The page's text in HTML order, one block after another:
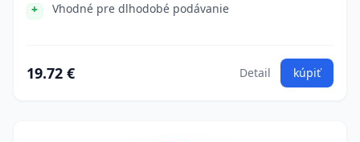
Vhodné pre dlhodobé podávanie
19.72 € Detail kúpiť